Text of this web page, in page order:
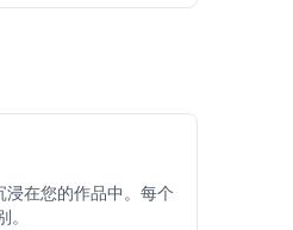
在您的作品中。每个